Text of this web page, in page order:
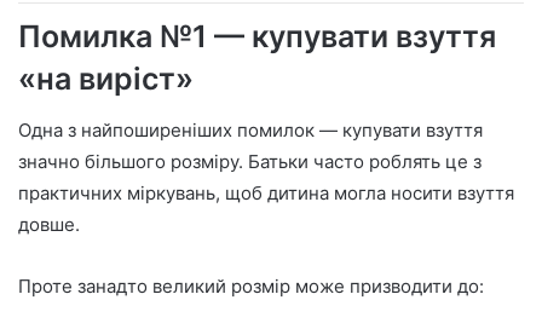
Помилка №1 — купувати взуття
«на виріст»
Одна з найпоширеніших помилок — купувати взуття
значно більшого розміру. Батьки часто роблять це з
практичних міркувань, щоб дитина могла носити взуття
довше.
Проте занадто великий розмір може призводити до: